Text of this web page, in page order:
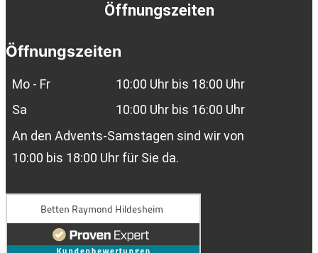
Öffnungszeiten
Öffnungszeiten
Mo - Fr
10:00 Uhr bis 18:00 Uhr
Sa
10:00 Uhr bis 16:00 Uhr
An den Advents-Samstagen sind wir von
10:00 bis 18:00 Uhr für Sie da.